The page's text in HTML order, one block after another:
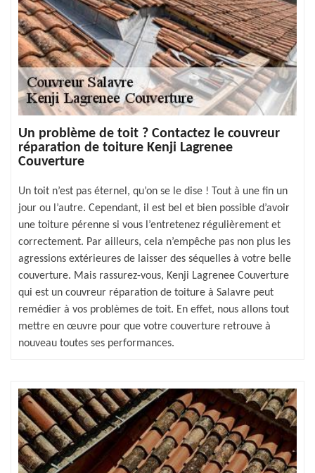
Un problème de toit ? Contactez le couvreur
réparation de toiture Kenji Lagrenee
Couverture
Un toit n’est pas éternel, qu’on se le dise ! Tout à une fin un
jour ou l’autre. Cependant, il est bel et bien possible d’avoir
une toiture pérenne si vous l’entretenez régulièrement et
correctement. Par ailleurs, cela n’empêche pas non plus les
agressions extérieures de laisser des séquelles à votre belle
couverture. Mais rassurez-vous, Kenji Lagrenee Couverture
qui est un couvreur réparation de toiture à Salavre peut
remédier à vos problèmes de toit. En effet, nous allons tout
mettre en œuvre pour que votre couverture retrouve à
nouveau toutes ses performances.